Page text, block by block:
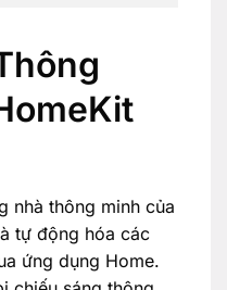
nhà thông minh của
tự động hóa các
ứng dụng Home.